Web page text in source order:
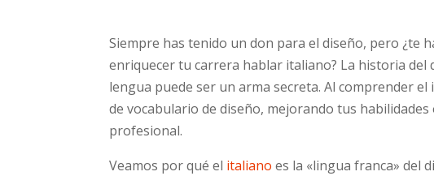
Siempre has tenido un don para el diseño, pero ¿te
enriquecer tu carrera hablar italiano? La historia del
lengua puede ser un arma secreta. Al comprender
de vocabulario de diseño, mejorando tus
profesional.
Veamos por qué el italiano es la «lingua franca» del